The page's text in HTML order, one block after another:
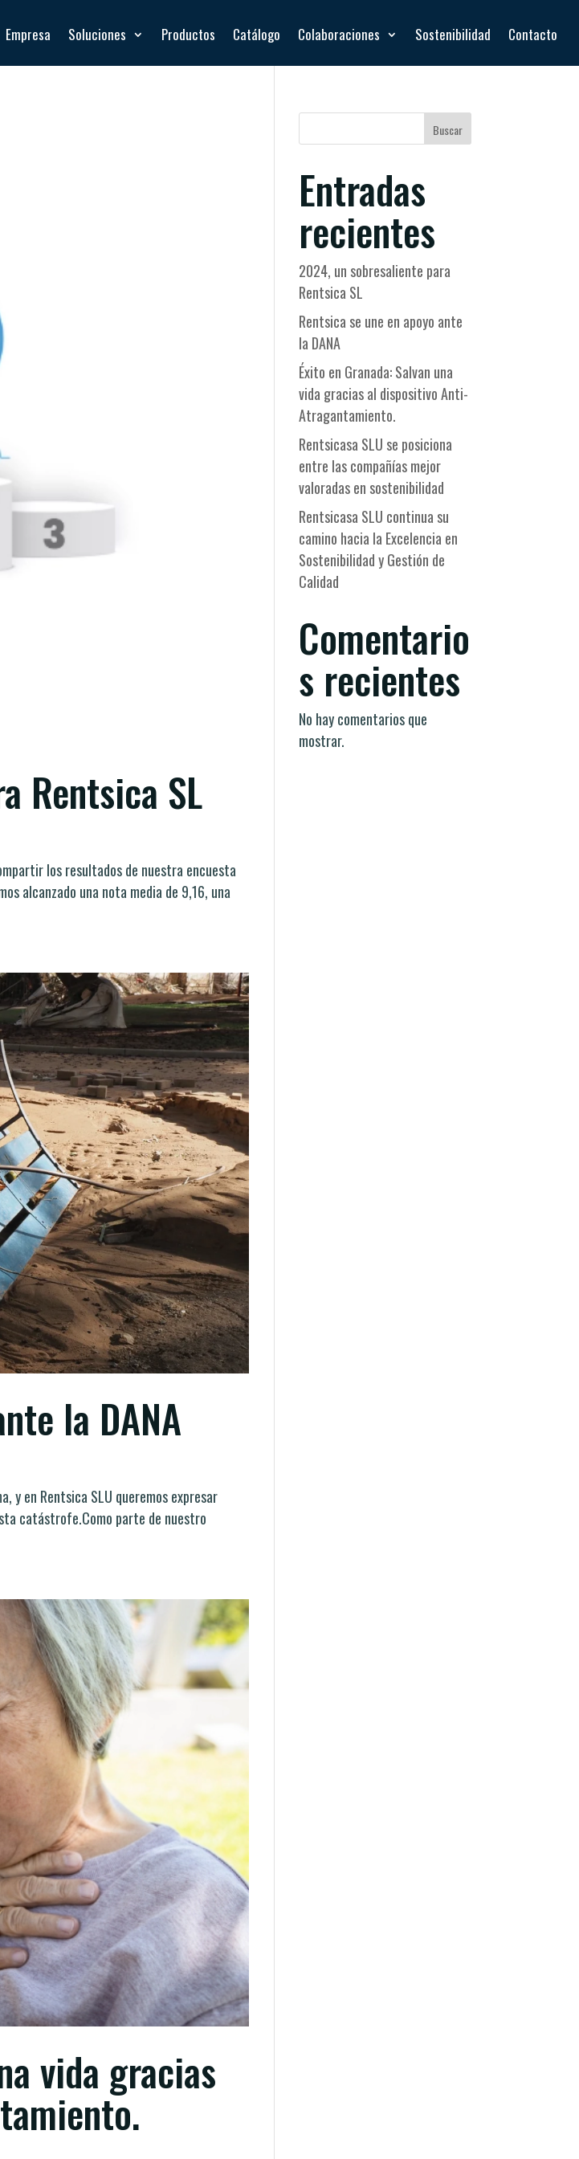
Empresa Soluciones Productos Catálogo Colaboraciones Sostenibilidad Contacto
Rentsica SL
los resultados de nuestra encuesta
alcanzado una nota media de 9,16, una
la DANA
y en Rentsica SLU queremos expresar
catástrofe.Como parte de nuestro
vida gracias
Buscar
Entradas
recientes
2024, un sobresaliente para
Rentsica SL
Rentsica se une en apoyo ante
la DANA
Éxito en Granada: Salvan una
vida gracias al dispositivo Anti-
Atragantamiento.
Rentsicasa SLU se posiciona
entre las compañías mejor
valoradas en sostenibilidad
Rentsicasa SLU continua su
camino hacia la Excelencia en
Sostenibilidad y Gestión de
Calidad
Comentario
s recientes
No hay comentarios que
mostrar.